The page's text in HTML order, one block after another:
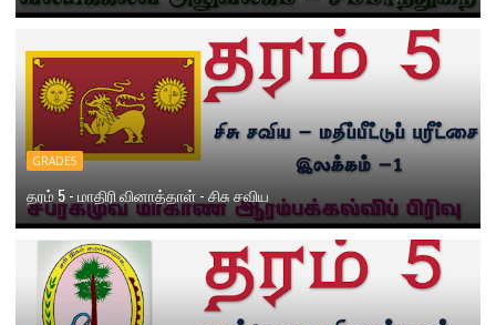
GRADE5
தரம் 5 - மாதிரி வினாத்தாள் - சிசு சவிய